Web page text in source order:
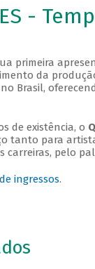
-
primeira
da
Brasil,
de existência, o
tanto para
carreiras, pelo
ingressos.